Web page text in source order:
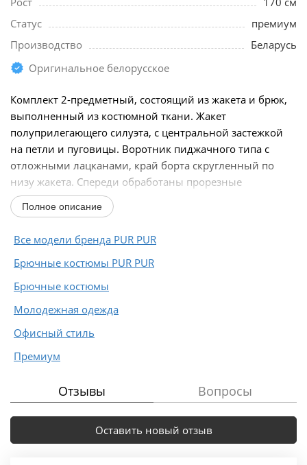
Статус
премиум
Производство
Беларусь
Оригинальное белорусское
Комплект 2-предметный, состоящий из жакета и брюк,
выполненный из костюмной ткани. Жакет
полуприлегающего силуэта, с центральной застежкой
на петли и пуговицы. Воротник пиджачного типа с
отложными лацканами, край борта скругленный по
низу жакета. Спереди обработаны прорезные
карманы...
Полное описание
Все модели бренда PUR PUR
Брючные костюмы PUR PUR
Брючные костюмы
Молодежная одежда
Офисный стиль
Премиум
Отзывы Вопросы
Оставить новый отзыв